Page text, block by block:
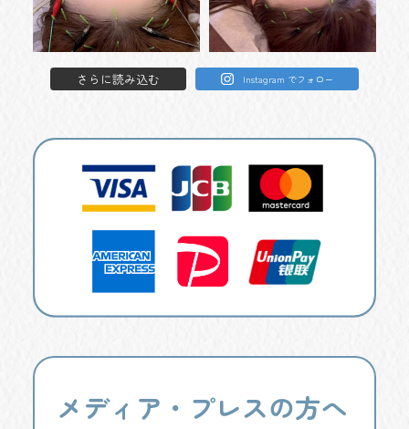
さらに読み込む Instagram でフォロー
メディア・プレスの方へ